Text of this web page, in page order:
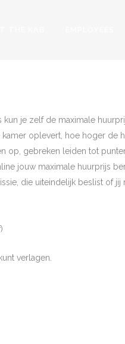
kun je zelf de maximale
oplevert, hoe hoger de
op, gebreken leiden tot
jouw maximale huurprijs
die uiteindelijk beslist of
verlagen.